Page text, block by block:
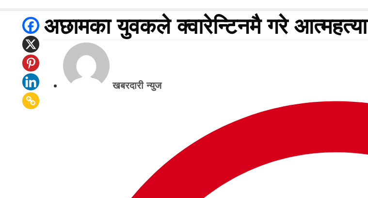
अछामका युवकले क्वारेन्टिनमै गरे आत्महत्या
खबरदारी न्युज